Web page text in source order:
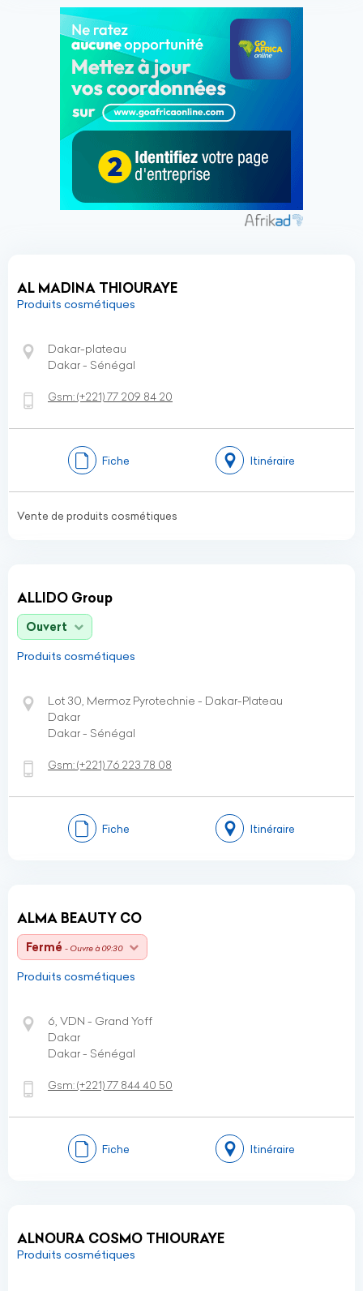
AL MADINA THIOURAYE
Produits cosmétiques
Dakar-plateau
Dakar - Sénégal
Gsm:(+221)77 209 84 20
Fiche Itinéraire
Vente de produits cosmétiques
ALLIDO Group
Ouvert
Produits cosmétiques
Lot 30, Mermoz Pyrotechnie - Dakar-Plateau
Dakar
Dakar - Sénégal
Gsm:(+221)76 223 78 08
Fiche Itinéraire
ALMA BEAUTY CO
Fermé - Ouvre à 09:30
Produits cosmétiques
6, VDN - Grand Yoff
Dakar
Dakar - Sénégal
Gsm:(+221)77 844 40 50
Fiche Itinéraire
ALNOURA COSMO THIOURAYE
Produits cosmétiques